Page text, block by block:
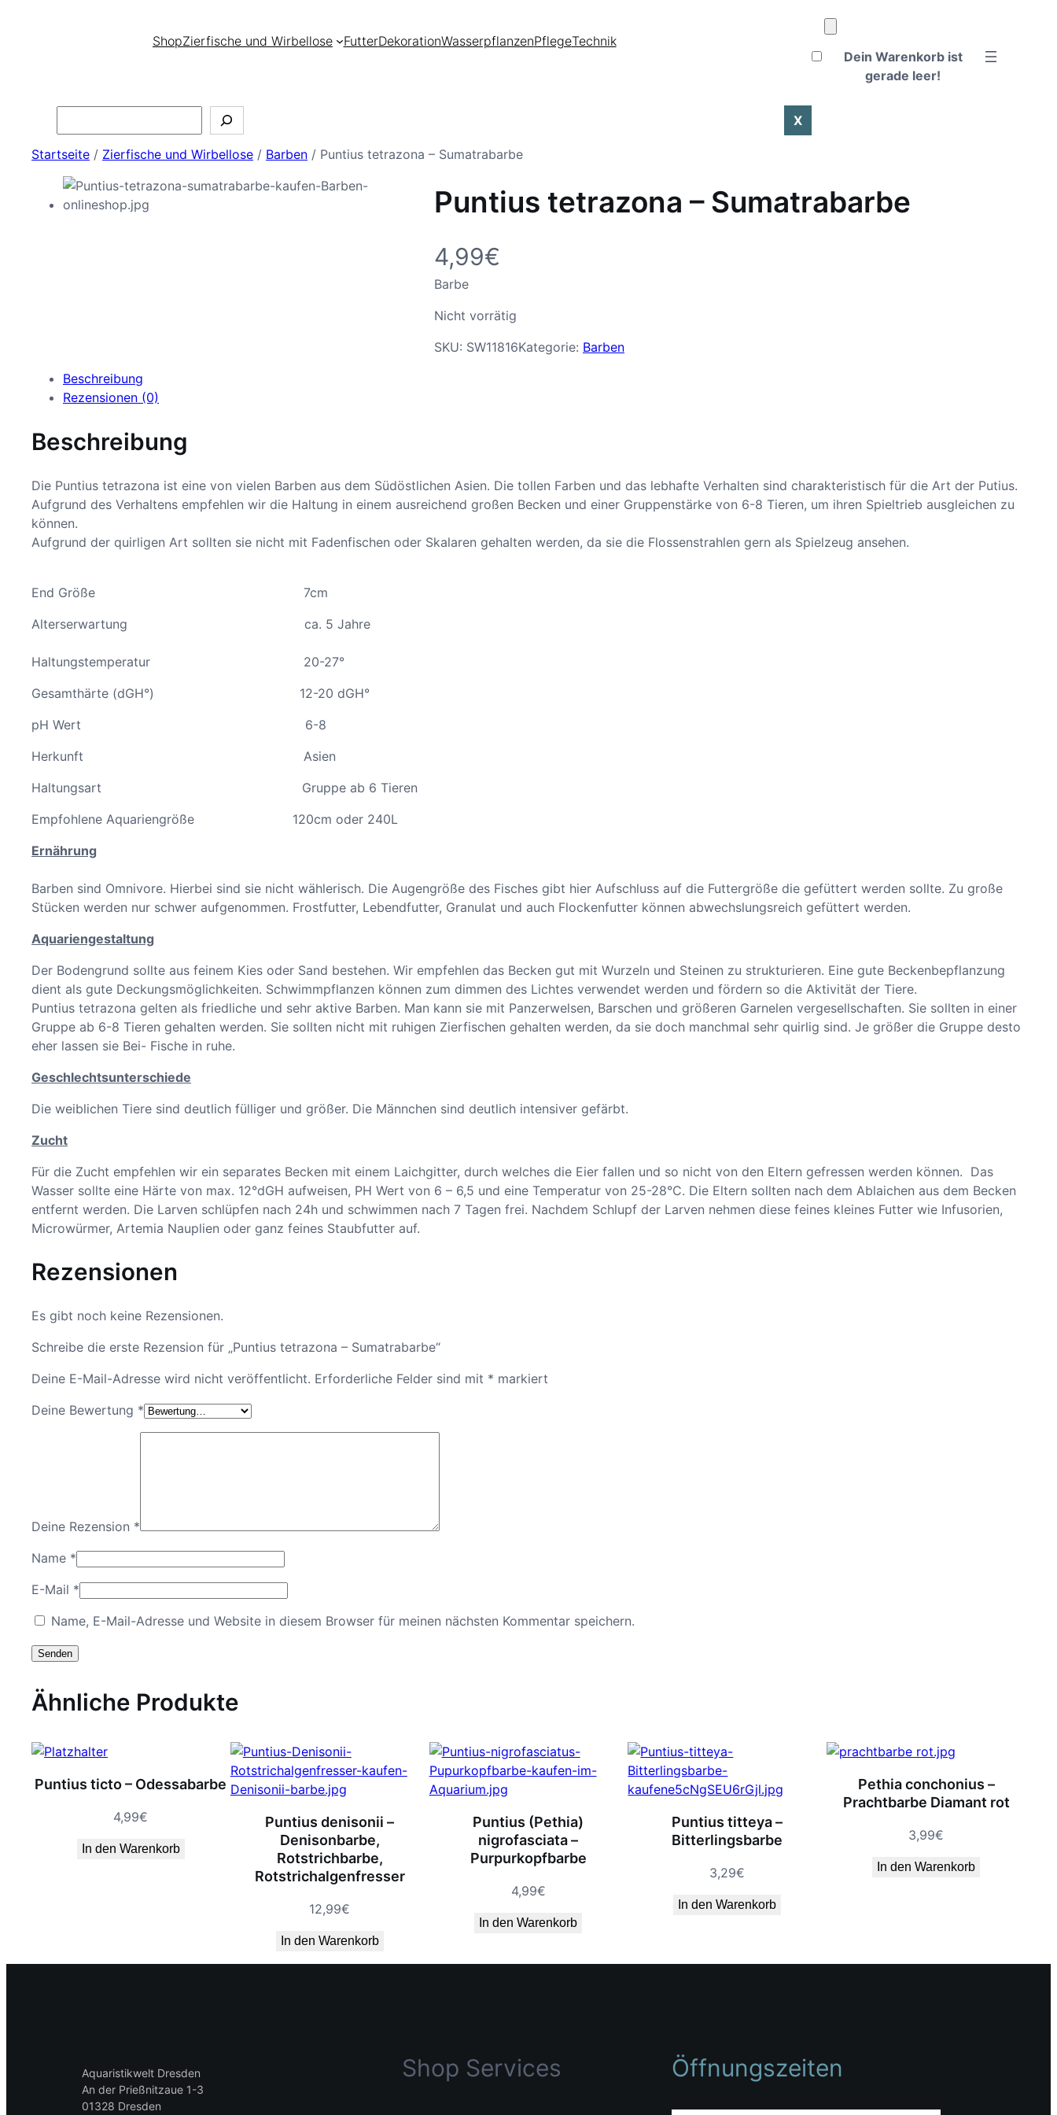
ShopZierfische und Wirbellose FutterDekorationWasserpflanzenPflegeTechnik
Dein Warenkorb ist
gerade leer!
X
Startseite / Zierfische und Wirbellose / Barben / Puntius tetrazona – Sumatrabarbe
Puntius tetrazona – Sumatrabarbe
4,99€
Barbe
Nicht vorrätig
SKU: SW11816Kategorie: Barben
Beschreibung
Rezensionen (0)
Beschreibung
Die Puntius tetrazona ist eine von vielen Barben aus dem Südöstlichen Asien. Die tollen Farben und das lebhafte Verhalten sind charakteristisch für die Art der Putius.
Aufgrund des Verhaltens empfehlen wir die Haltung in einem ausreichend großen Becken und einer Gruppenstärke von 6-8 Tieren, um ihren Spieltrieb ausgleichen zu
können.
Aufgrund der quirligen Art sollten sie nicht mit Fadenfischen oder Skalaren gehalten werden, da sie die Flossenstrahlen gern als Spielzeug ansehen.
End Größe 7cm
Alterserwartung ca. 5 Jahre
Haltungstemperatur 20-27°
Gesamthärte (dGH°) 12-20 dGH°
pH Wert 6-8
Herkunft Asien
Haltungsart Gruppe ab 6 Tieren
Empfohlene Aquariengröße 120cm oder 240L
Ernährung
Barben sind Omnivore. Hierbei sind sie nicht wählerisch. Die Augengröße des Fisches gibt hier Aufschluss auf die Futtergröße die gefüttert werden sollte. Zu große
Stücken werden nur schwer aufgenommen. Frostfutter, Lebendfutter, Granulat und auch Flockenfutter können abwechslungsreich gefüttert werden.
Aquariengestaltung
Der Bodengrund sollte aus feinem Kies oder Sand bestehen. Wir empfehlen das Becken gut mit Wurzeln und Steinen zu strukturieren. Eine gute Beckenbepflanzung
dient als gute Deckungsmöglichkeiten. Schwimmpflanzen können zum dimmen des Lichtes verwendet werden und fördern so die Aktivität der Tiere.
Puntius tetrazona gelten als friedliche und sehr aktive Barben. Man kann sie mit Panzerwelsen, Barschen und größeren Garnelen vergesellschaften. Sie sollten in einer
Gruppe ab 6-8 Tieren gehalten werden. Sie sollten nicht mit ruhigen Zierfischen gehalten werden, da sie doch manchmal sehr quirlig sind. Je größer die Gruppe desto
eher lassen sie Bei- Fische in ruhe.
Geschlechtsunterschiede
Die weiblichen Tiere sind deutlich fülliger und größer. Die Männchen sind deutlich intensiver gefärbt.
Zucht
Für die Zucht empfehlen wir ein separates Becken mit einem Laichgitter, durch welches die Eier fallen und so nicht von den Eltern gefressen werden können. Das
Wasser sollte eine Härte von max. 12°dGH aufweisen, PH Wert von 6 – 6,5 und eine Temperatur von 25-28°C. Die Eltern sollten nach dem Ablaichen aus dem Becken
entfernt werden. Die Larven schlüpfen nach 24h und schwimmen nach 7 Tagen frei. Nachdem Schlupf der Larven nehmen diese feines kleines Futter wie Infusorien,
Microwürmer, Artemia Nauplien oder ganz feines Staubfutter auf.
Rezensionen
Es gibt noch keine Rezensionen.
Schreibe die erste Rezension für „Puntius tetrazona – Sumatrabarbe“
Deine E-Mail-Adresse wird nicht veröffentlicht. Erforderliche Felder sind mit * markiert
Deine Bewertung *
Deine Rezension *
Name *
E-Mail *
Name, E-Mail-Adresse und Website in diesem Browser für meinen nächsten Kommentar speichern.
Ähnliche Produkte
Puntius ticto – Odessabarbe
4,99€
In den Warenkorb
Puntius denisonii –
Denisonbarbe,
Rotstrichbarbe,
Rotstrichalgenfresser
12,99€
In den Warenkorb
Puntius (Pethia)
nigrofasciata –
Purpurkopfbarbe
4,99€
In den Warenkorb
Puntius titteya –
Bitterlingsbarbe
3,29€
In den Warenkorb
Pethia conchonius –
Prachtbarbe Diamant rot
3,99€
In den Warenkorb
Aquaristikwelt Dresden
An der Prießnitzaue 1-3
01328 Dresden
Shop Services Öffnungszeiten